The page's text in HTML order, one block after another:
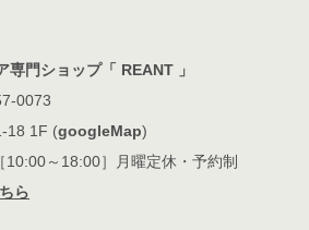
専門ショップ「 REANT 」
0073
18 1F (googleMap)
10:00～18:00］月曜定休・予約制
ら